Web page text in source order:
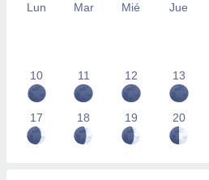
Lun Mar Mié Jue
10 11 12 13
17 18 19 20